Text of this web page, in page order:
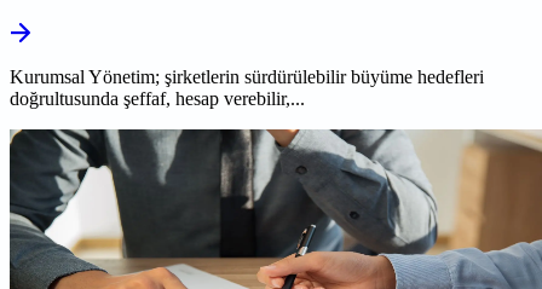
Kurumsal Yönetim; şirketlerin sürdürülebilir büyüme hedefleri
doğrultusunda şeffaf, hesap verebilir,...